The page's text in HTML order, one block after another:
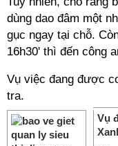
dùng dao đâm một
gục ngay tại chỗ.
16h30' thì đến công
Vụ việc đang được
tra.
Vụ